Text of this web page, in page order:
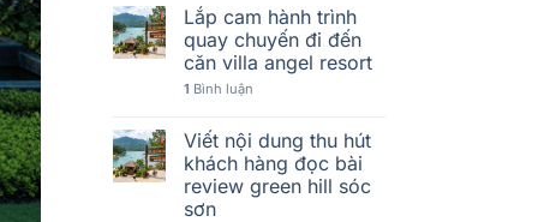
Lắp cam hành trình
quay chuyến đi đến
căn villa angel resort
1 Bình luận
Viết nội dung thu hút
khách hàng đọc bài
review green hill sóc
sơn